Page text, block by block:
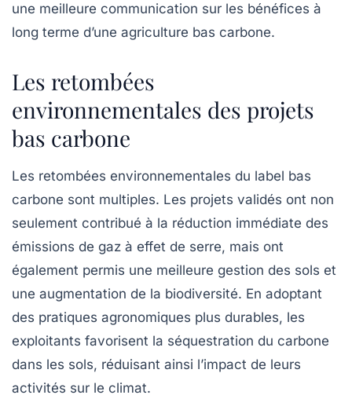
une meilleure communication sur les bénéfices à
long terme d’une agriculture bas carbone.
Les retombées
environnementales des projets
bas carbone
Les retombées environnementales du label bas
carbone sont multiples. Les projets validés ont non
seulement contribué à la réduction immédiate des
émissions de gaz à effet de serre, mais ont
également permis une meilleure gestion des sols et
une augmentation de la biodiversité. En adoptant
des pratiques agronomiques plus durables, les
exploitants favorisent la séquestration du carbone
dans les sols, réduisant ainsi l’impact de leurs
activités sur le climat.